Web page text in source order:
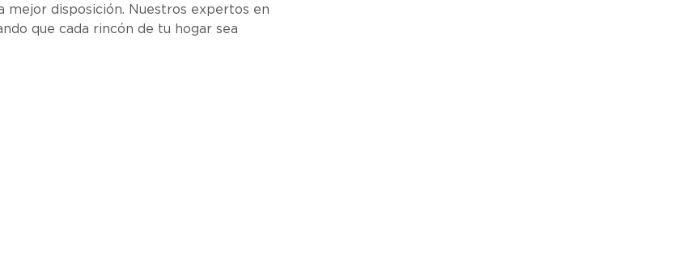
mejor disposición. Nuestros expertos en
que cada rincón de tu hogar sea